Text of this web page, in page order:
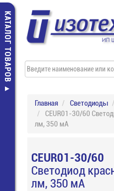
КАТАЛОГ ТОВАРОВ
Главная Светодиоды
CEUR01-30/60
лм, 350 мА
CEUR01-30/60
Светодиод
лм, 350 мА